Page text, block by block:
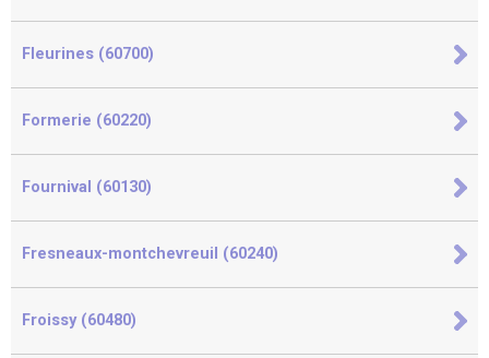
Fleurines (60700)
Formerie (60220)
Fournival (60130)
Fresneaux-montchevreuil (60240)
Froissy (60480)